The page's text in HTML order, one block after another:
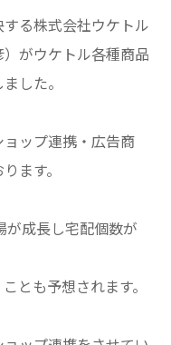
る株式会社ウケトル
がウケトル各種商品
した。
ップ連携・広告商
ます。
成長し宅配個数が
とも予想されます。